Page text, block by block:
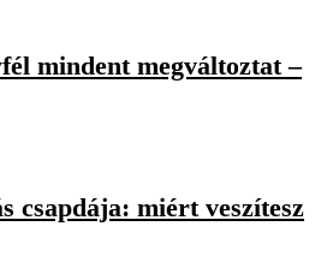
mindent megváltoztat –
csapdája: miért veszítesz